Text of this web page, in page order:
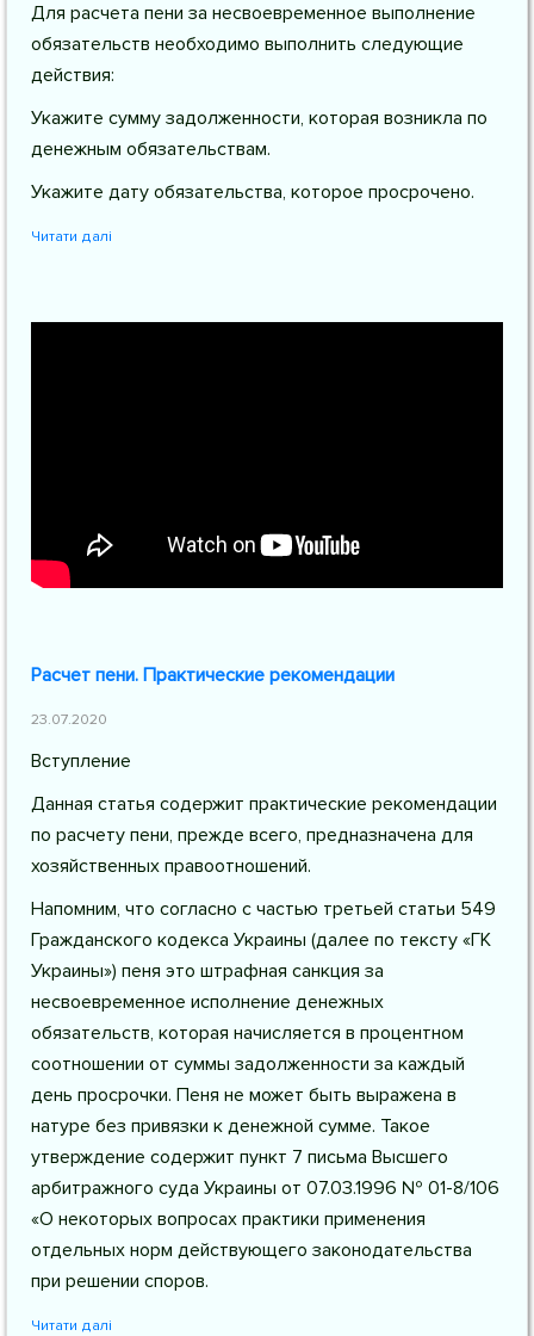
Для расчета пени за несвоевременное выполнение
обязательств необходимо выполнить следующие
действия:
Укажите сумму задолженности, которая возникла по
денежным обязательствам.
Укажите дату обязательства, которое просрочено.
Читати далі
Расчет пени. Практические рекомендации
23.07.2020
Вступление
Данная статья содержит практические рекомендации
по расчету пени, прежде всего, предназначена для
хозяйственных правоотношений.
Напомним, что согласно с частью третьей статьи 549
Гражданского кодекса Украины (далее по тексту «ГК
Украины») пеня это штрафная санкция за
несвоевременное исполнение денежных
обязательств, которая начисляется в процентном
соотношении от суммы задолженности за каждый
день просрочки. Пеня не может быть выражена в
натуре без привязки к денежной сумме. Такое
утверждение содержит пункт 7 письма Высшего
арбитражного суда Украины от 07.03.1996 № 01-8/106
«О некоторых вопросах практики применения
отдельных норм действующего законодательства
при решении споров.
Читати далі